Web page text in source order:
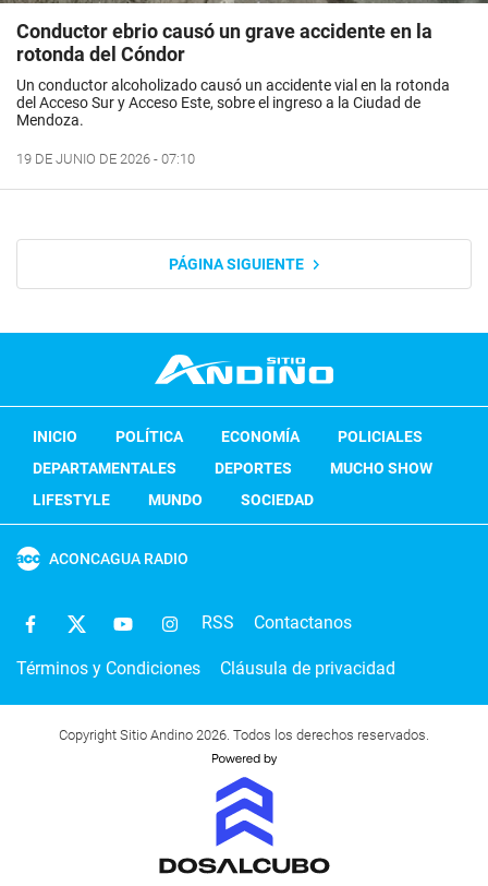
Conductor ebrio causó un grave accidente en la
rotonda del Cóndor
Un conductor alcoholizado causó un accidente vial en la rotonda
del Acceso Sur y Acceso Este, sobre el ingreso a la Ciudad de
Mendoza.
19 DE JUNIO DE 2026 - 07:10
PÁGINA SIGUIENTE
INICIO POLÍTICA ECONOMÍA
POLICIALES
DEPARTAMENTALES
DEPORTES
MUCHO SHOW
LIFESTYLE
MUNDO SOCIEDAD
ACONCAGUA RADIO
RSS Contactanos
Términos y Condiciones Cláusula de privacidad
Copyright Sitio Andino 2026. Todos los derechos reservados.